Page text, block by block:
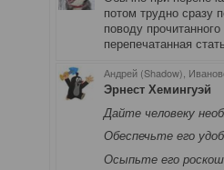
потом трудно сразу
поводу
перепечатанная
Андрей (Shadow),
Эрнест Хемингуэй
Дайте человеку
Обеспечьте его
Осыпьте его